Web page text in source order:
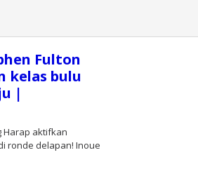
Fulton
kelas bulu
|
Harap aktifkan
ronde delapan! Inoue